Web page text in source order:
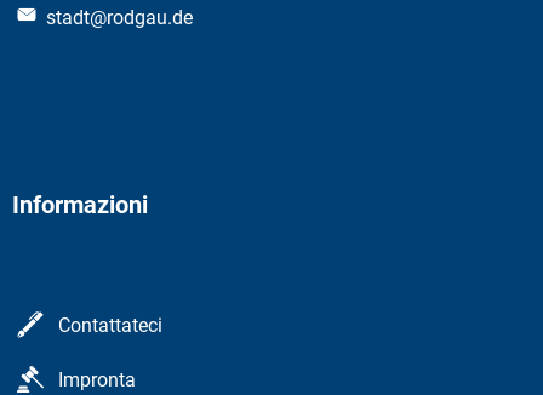
stadt@rodgau.de
Informazioni
Contattateci
Impronta